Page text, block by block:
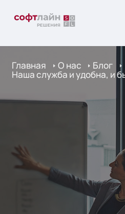
Главная О нас Блог
Наша служба и удобна, и